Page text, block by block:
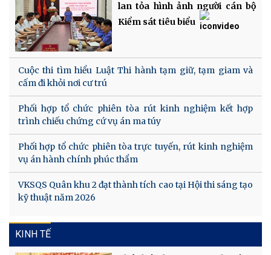
lan tỏa hình ảnh người cán bộ
Kiểm sát tiêu biểu
Cuộc thi tìm hiểu Luật Thi hành tạm giữ, tạm giam và
cấm đi khỏi nơi cư trú
Phối hợp tổ chức phiên tòa rút kinh nghiệm kết hợp
trình chiếu chứng cứ vụ án ma túy
Phối hợp tổ chức phiên tòa trực tuyến, rút kinh nghiệm
vụ án hành chính phúc thẩm
VKSQS Quân khu 2 đạt thành tích cao tại Hội thi sáng tạo
kỹ thuật năm 2026
KINH TẾ